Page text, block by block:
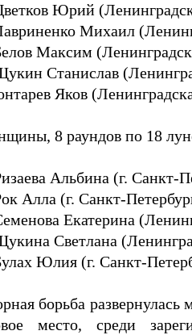
Юрий
Михаил
Максим
Станислав
Яков
8 раундов по 18
Альбина (г. Санкт-
Алла (г. Санкт-
Екатерина
Светлана
Юлия (г. Санкт-
борьба развернулась
место, среди